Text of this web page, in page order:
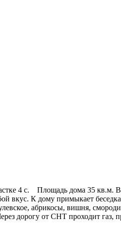
4 с. Площадь дома 35 кв.м. В
вкус. К дому примыкает
абрикосы, вишня,
дорогу от СНТ проходит газ,